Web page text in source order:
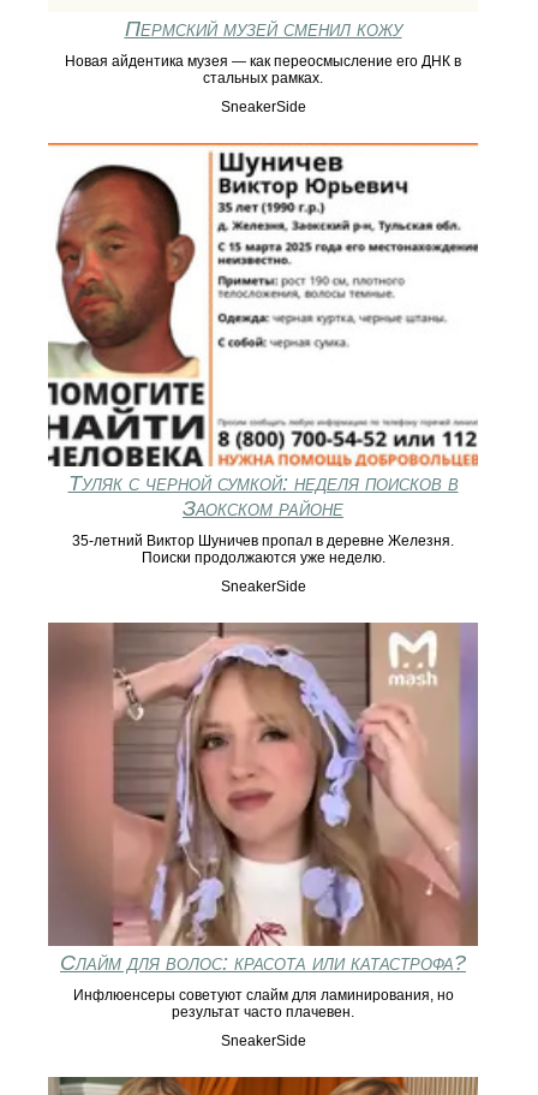
Пермский музей сменил кожу
Новая айдентика музея — как переосмысление его ДНК в
стальных рамках.
SneakerSide
Туляк с черной сумкой: неделя поисков в
Заокском районе
35-летний Виктор Шуничев пропал в деревне Железня.
Поиски продолжаются уже неделю.
SneakerSide
Слайм для волос: красота или катастрофа?
Инфлюенсеры советуют слайм для ламинирования, но
результат часто плачевен.
SneakerSide